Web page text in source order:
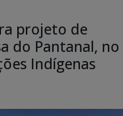
projeto de
do Pantanal, no
Indígenas